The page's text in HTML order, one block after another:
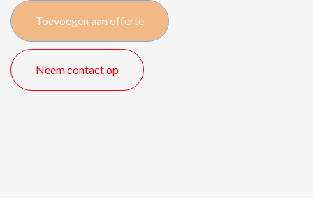
G6
–
i7/16GB/15″/SSD
quantity
Toevoegen aan offerte
Neem contact op